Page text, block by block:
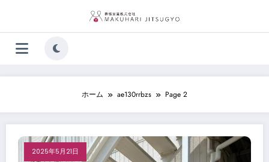
ホーム ae130rrbzs Page 2
2025年5月21日